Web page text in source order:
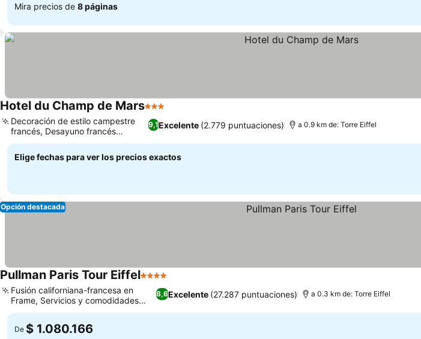
Mira precios de 8 páginas
Hotel du Champ de Mars3 Estrellas
9,1Excelente (2.779 puntuaciones)
Decoración de estilo campestre
francés, Desayuno francés
tradicional
a 0.9 km de: Torre Eiffel
Elige fechas para ver los precios exactos
Opción destacada
Pullman Paris Tour Eiffel4 Estrellas
8,6Excelente (27.287 puntuaciones)
Fusión californiana-francesa en
Frame, Servicios y comodidades
para familias
a 0.3 km de: Torre Eiffel
De $ 1.080.166